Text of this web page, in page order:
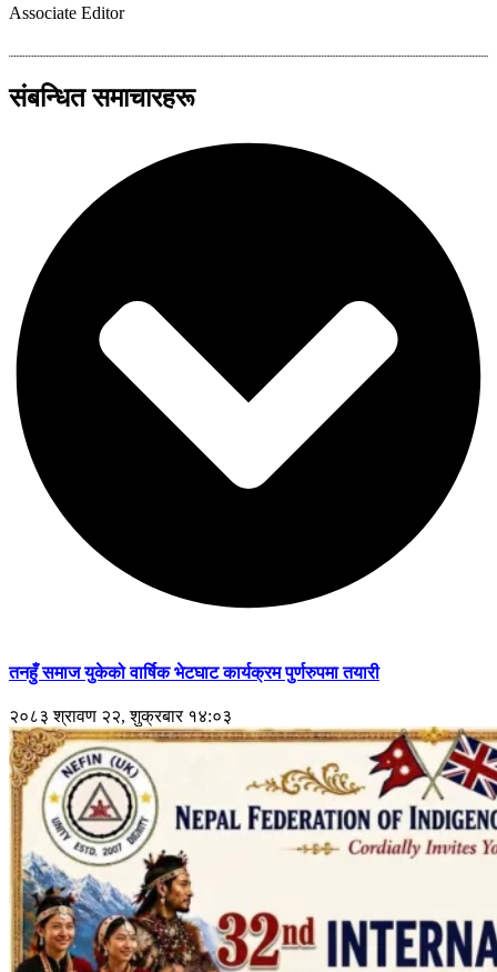
Associate Editor
संबन्धित समाचारहरू
तनहुँ समाज युकेको वार्षिक भेटघाट कार्यक्रम पुर्णरुपमा तयारी
२०८३ श्रावण २२, शुक्रबार १४:०३